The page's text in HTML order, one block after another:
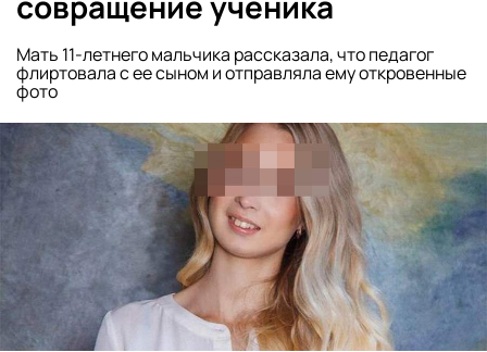
Мать 11-летнего мальчика рассказала, что педагог
флиртовала с ее сыном и отправляла ему откровенные
фото